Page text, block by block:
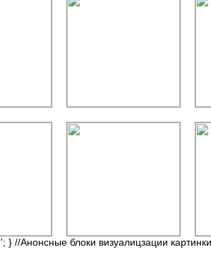
'; } //Анонсные блоки визуалицзации